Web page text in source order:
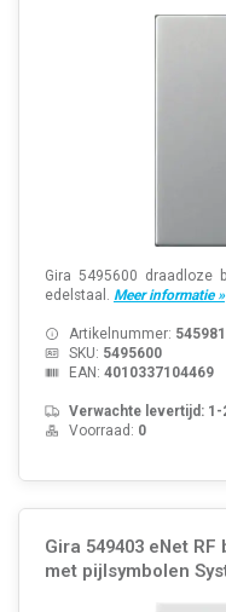
Gira 5495600 draadloze
edelstaal. Meer informatie »
Artikelnummer: 545981
SKU: 5495600
EAN: 4010337104469
Verwachte levertijd: 1-
Voorraad: 0
Gira 549403 eNet
met pijlsymbolen